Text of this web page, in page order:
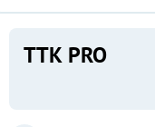
ТТК PRO